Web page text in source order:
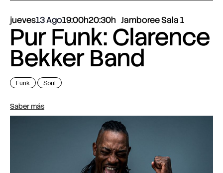
jueves13 Ago19:00h20:30h Jamboree Sala 1
Pur Funk: Clarence
Bekker Band
Funk Soul
Saber más